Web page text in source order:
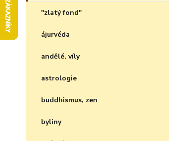
"zlatý fond"
ájurvéda
andělé, víly
astrologie
buddhismus, zen
byliny